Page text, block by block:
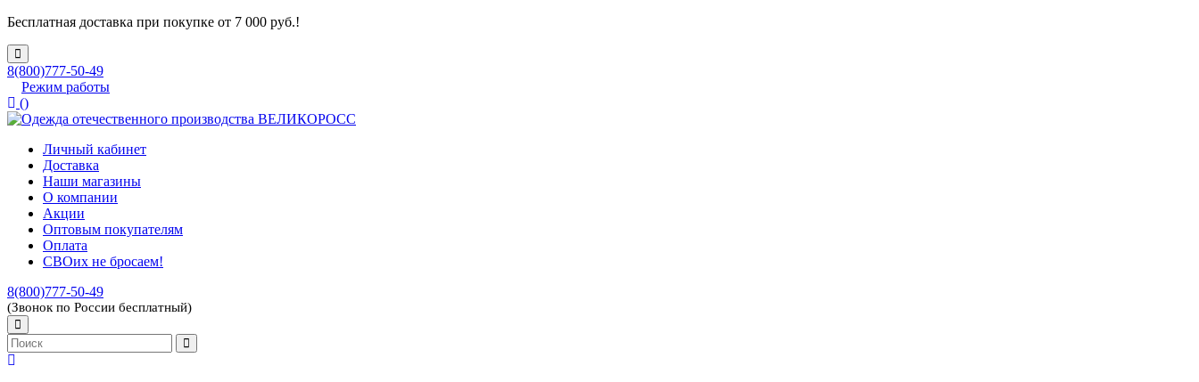
Бесплатная доставка при покупке от 7 000 руб.!
8(800)777-50-49
Режим работы
()
Личный кабинет
Доставка
Наши магазины
О компании
Акции
Оптовым покупателям
Оплата
СВОих не бросаем!
8(800)777-50-49
(Звонок по России бесплатный)